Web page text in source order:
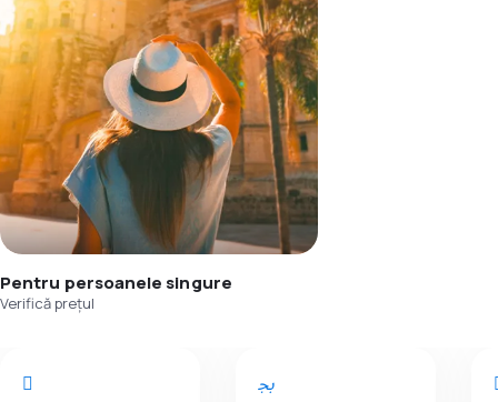
Pentru persoanele singure
Verifică prețul